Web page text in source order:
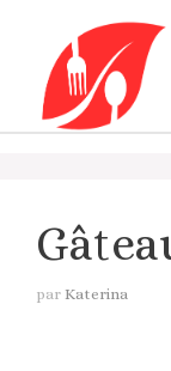
contenu
par Katerina